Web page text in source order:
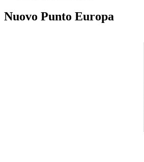
Nuovo Punto Europa